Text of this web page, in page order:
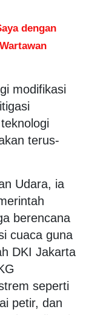
dengan
modifikasi
terus-
Udara, ia
berencana
cuaca guna
DKI Jakarta
seperti
petir, dan